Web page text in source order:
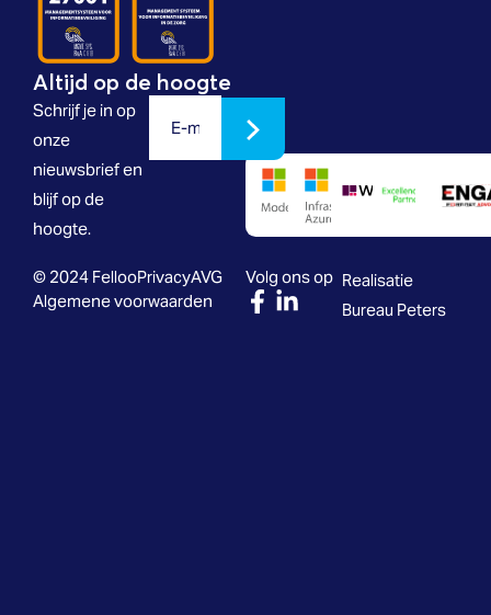
Altijd op de hoogte
Schrijf je in op
onze
nieuwsbrief en
blijf op de
hoogte.
© 2024 FellooPrivacyAVG
Algemene voorwaarden
Volg ons op Realisatie
Bureau Peters